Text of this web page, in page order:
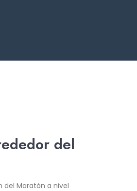
del
del Maratón a nivel